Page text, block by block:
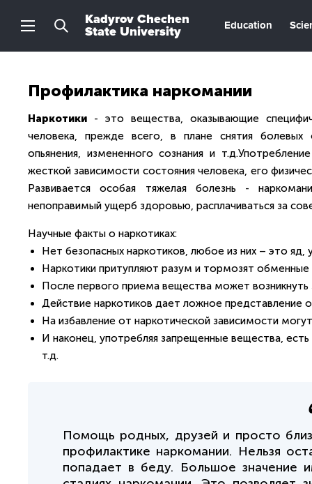
Kadyrov Chechen
State University
Education
Профилактика наркомании
Наркотики - это вещества, оказывающие
человека, прежде всего, в плане снятия болевых
опьянения, измененного сознания и
жесткой зависимости состояния человека, его
Развивается особая тяжелая болезнь -
непоправимый ущерб здоровью, расплачиваться за
Научные факты о наркотиках:
Нет безопасных наркотиков, любое из них – это
Наркотики притупляют разум и тормозят
После первого приема вещества может возникнуть
Действие наркотиков дает ложное представление
На избавление от наркотической зависимости
И наконец, употребляя запрещенные вещества,
т.д.
Помощь родных, друзей и просто
профилактике наркомании. Нельзя
попадает в беду. Большое значение